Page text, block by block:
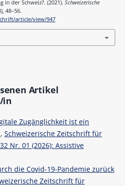
in der Schweiz?. (2021). Schweizerische
48–56.
article/view/947
Artikel
in
Zugänglichkeit ist ein
, Schweizerische Zeitschrift für
Nr. 01 (2026): Assistive
die Covid-19-Pandemie zurück
Zeitschrift für